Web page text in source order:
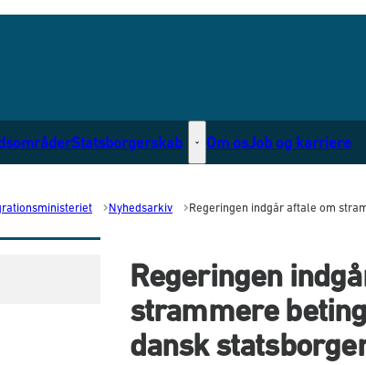
Statsborgerskab Statsborgerskab - Flere links
Om osJob og karriere
Nyhedsarkiv Regeringen indgår aftale om
Regeringen
strammere
dansk